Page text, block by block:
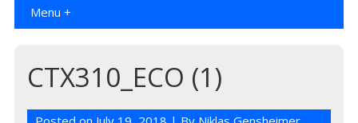
Menu +
CTX310_ECO (1)